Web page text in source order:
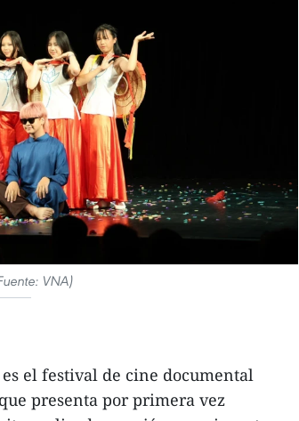
VNA)
el festival de cine documental
presenta por primera vez